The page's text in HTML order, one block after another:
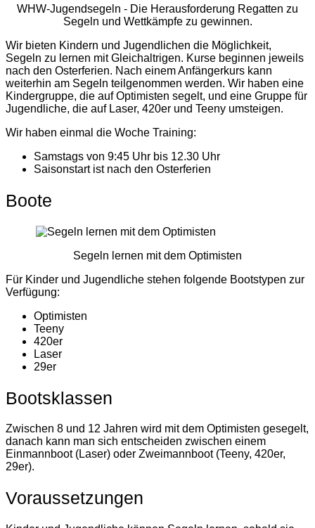
WHW-Jugendsegeln - Die Herausforderung Regatten zu
Segeln und Wettkämpfe zu gewinnen.
Wir bieten Kindern und Jugendlichen die Möglichkeit,
Segeln zu lernen mit Gleichaltrigen. Kurse beginnen jeweils
nach den Osterferien. Nach einem Anfängerkurs kann
weiterhin am Segeln teilgenommen werden. Wir haben eine
Kindergruppe, die auf Optimisten segelt, und eine Gruppe für
Jugendliche, die auf Laser, 420er und Teeny umsteigen.
Wir haben einmal die Woche Training:
Samstags von 9:45 Uhr bis 12.30 Uhr
Saisonstart ist nach den Osterferien
Boote
Segeln lernen mit dem Optimisten
Für Kinder und Jugendliche stehen folgende Bootstypen zur
Verfügung:
Optimisten
Teeny
420er
Laser
29er
Bootsklassen
Zwischen 8 und 12 Jahren wird mit dem Optimisten gesegelt,
danach kann man sich entscheiden zwischen einem
Einmannboot (Laser) oder Zweimannboot (Teeny, 420er,
29er).
Voraussetzungen